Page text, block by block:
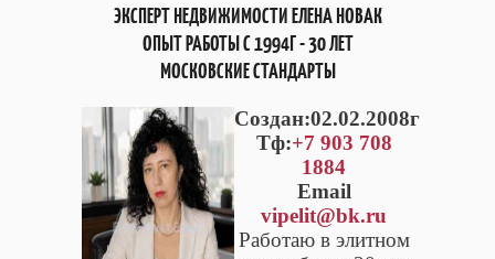
ЭКСПЕРТ НЕДВИЖИМОСТИ ЕЛЕНА НОВАК
ОПЫТ РАБОТЫ С 1994Г - 30 ЛЕТ
МОСКОВСКИЕ СТАНДАРТЫ
Cоздан:02.02.2008г
Тф:+7 903 708
1884
Email
vipelit@bk.ru
Работаю в элитном